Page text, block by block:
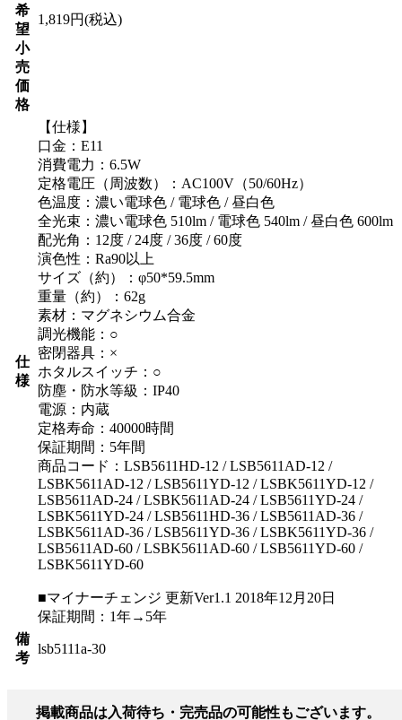
希
望
小
売
価
格
1,819円(税込)
仕
様
【仕様】
口金：E11
消費電力：6.5W
定格電圧（周波数）：AC100V（50/60Hz）
色温度：濃い電球色 / 電球色 / 昼白色
全光束：濃い電球色 510lm / 電球色 540lm / 昼白色 600lm
配光角：12度 / 24度 / 36度 / 60度
演色性：Ra90以上
サイズ（約）：φ50*59.5mm
重量（約）：62g
素材：マグネシウム合金
調光機能：○
密閉器具：×
ホタルスイッチ：○
防塵・防水等級：IP40
電源：内蔵
定格寿命：40000時間
保証期間：5年間
商品コード：LSB5611HD-12 / LSB5611AD-12 /
LSBK5611AD-12 / LSB5611YD-12 / LSBK5611YD-12 /
LSB5611AD-24 / LSBK5611AD-24 / LSB5611YD-24 /
LSBK5611YD-24 / LSB5611HD-36 / LSB5611AD-36 /
LSBK5611AD-36 / LSB5611YD-36 / LSBK5611YD-36 /
LSB5611AD-60 / LSBK5611AD-60 / LSB5611YD-60 /
LSBK5611YD-60
■マイナーチェンジ 更新Ver1.1 2018年12月20日
保証期間：1年→5年
備
考
lsb5111a-30
掲載商品は入荷待ち・完売品の可能性もございます。